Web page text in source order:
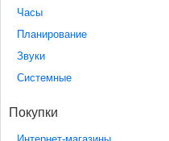
Часы
Планирование
Звуки
Системные
Покупки